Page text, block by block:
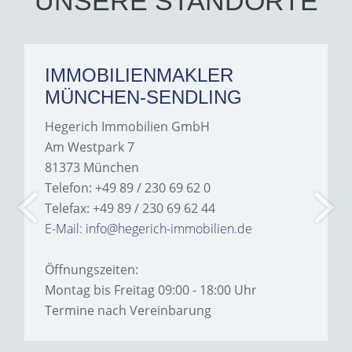
anyone looking for a home.
IMMOBILIENMAKLER
MÜNCHEN-SENDLING
Hegerich Immobilien GmbH
Am Westpark 7
81373 München
Telefon: +49 89 / 230 69 62 0
Telefax: +49 89 / 230 69 62 44
E-Mail: info@hegerich-immobilien.de
Öffnungszeiten:
Montag bis Freitag 09:00 - 18:00 Uhr
Termine nach Vereinbarung